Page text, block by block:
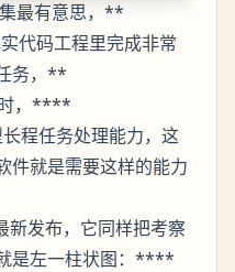
最有意思，**
代码工程里完成非常
务，**
，****
程任务处理能力，这
件就是需要这样的能力
发布，它同样把考察
是左一柱状图：****